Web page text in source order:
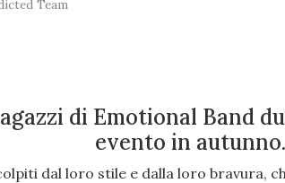
Team
di Emotional Band
evento in autunno.
dal loro stile e dalla loro bravura,